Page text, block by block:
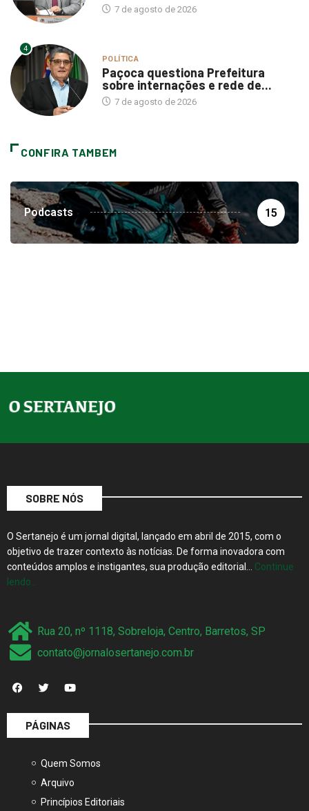
7 de agosto de 2026
4
POLÍTICA
Paçoca questiona Prefeitura
sobre internações e rede de...
7 de agosto de 2026
CONFIRA TAMBEM
Podcasts 15
SOBRE NÓS
O Sertanejo é um jornal digital, lançado em abril de 2015, com o
objetivo de trazer contexto às notícias. De forma inovadora com
conteúdos amplos e instigantes, sua produção editorial… Continue
lendo…
Rua 20, nº 1118, Sobreloja, Centro, Barretos, SP
contato@jornalosertanejo.com.br
PÁGINAS
Quem Somos
Arquivo
Princípios Editoriais